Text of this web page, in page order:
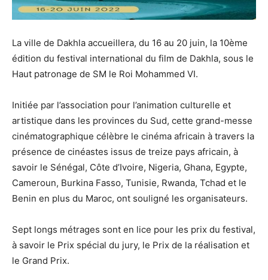
La ville de Dakhla accueillera, du 16 au 20 juin, la 10ème
édition du festival international du film de Dakhla, sous le
Haut patronage de SM le Roi Mohammed VI.
Initiée par l’association pour l’animation culturelle et
artistique dans les provinces du Sud, cette grand-messe
cinématographique célèbre le cinéma africain à travers la
présence de cinéastes issus de treize pays africain, à
savoir le Sénégal, Côte d’Ivoire, Nigeria, Ghana, Egypte,
Cameroun, Burkina Fasso, Tunisie, Rwanda, Tchad et le
Benin en plus du Maroc, ont souligné les organisateurs.
Sept longs métrages sont en lice pour les prix du festival,
à savoir le Prix spécial du jury, le Prix de la réalisation et
le Grand Prix.